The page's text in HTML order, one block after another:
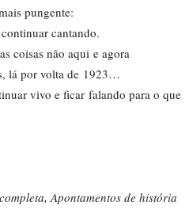
pungente:
cantando.
coisas não aqui e agora
lá por volta de 1923…
vivo e ficar falando para o que
Apontamentos de história